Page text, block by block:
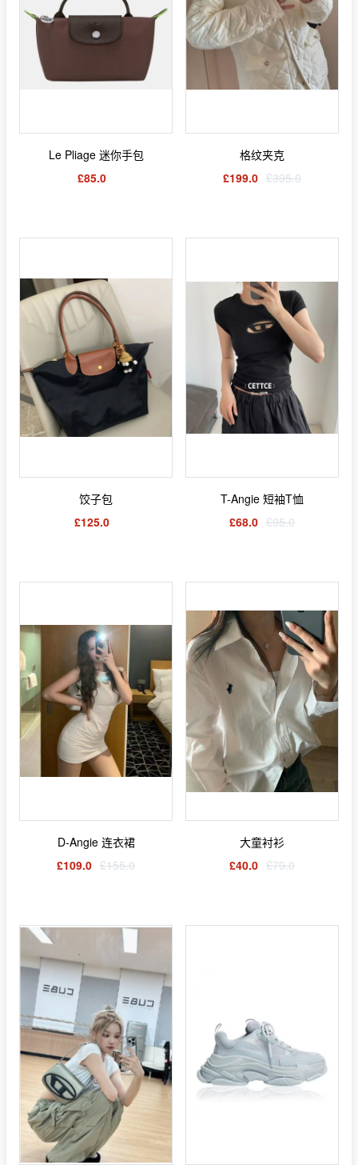
Le Pliage 迷你手包
£85.0
格纹夹克
£199.0 £395.0
饺子包
£125.0
T-Angie 短袖T恤
£68.0 £95.0
D-Angie 连衣裙
£109.0 £155.0
大童衬衫
£40.0 £79.0